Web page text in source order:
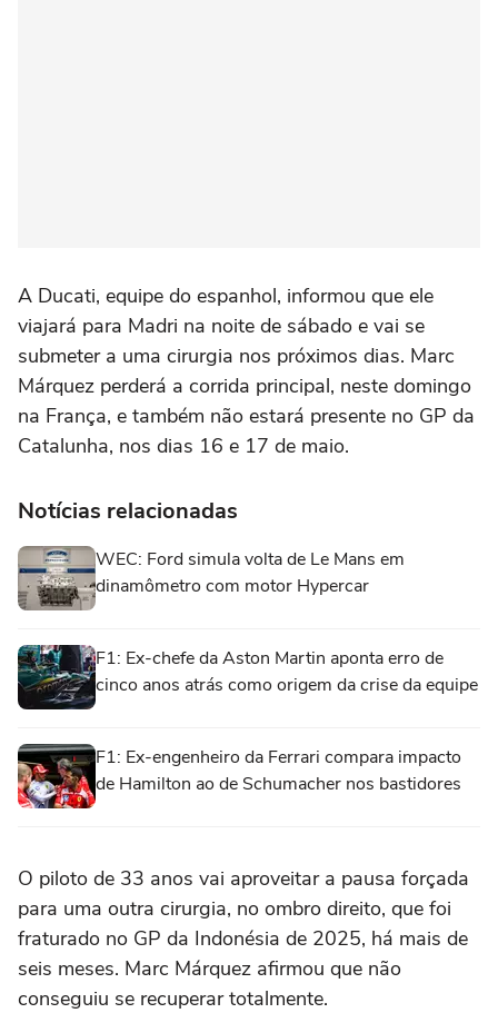
A Ducati, equipe do espanhol, informou que ele
viajará para Madri na noite de sábado e vai se
submeter a uma cirurgia nos próximos dias. Marc
Márquez perderá a corrida principal, neste domingo
na França, e também não estará presente no GP da
Catalunha, nos dias 16 e 17 de maio.
Notícias relacionadas
WEC: Ford simula volta de Le Mans em
dinamômetro com motor Hypercar
F1: Ex-chefe da Aston Martin aponta erro de
cinco anos atrás como origem da crise da equipe
F1: Ex-engenheiro da Ferrari compara impacto
de Hamilton ao de Schumacher nos bastidores
O piloto de 33 anos vai aproveitar a pausa forçada
para uma outra cirurgia, no ombro direito, que foi
fraturado no GP da Indonésia de 2025, há mais de
seis meses. Marc Márquez afirmou que não
conseguiu se recuperar totalmente.